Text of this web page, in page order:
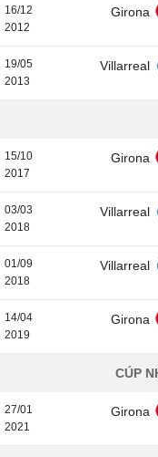
16/12
2012
Girona
19/05
2013
Villarreal
15/10
2017
Girona
03/03
2018
Villarreal
01/09
2018
Villarreal
14/04
2019
Girona
CÚP
27/01
2021
Girona